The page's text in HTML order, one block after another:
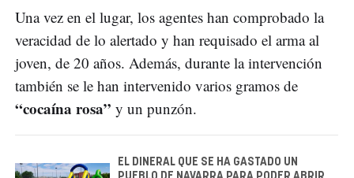
Una vez en el lugar, los agentes han comprobado la
veracidad de lo alertado y han requisado el arma al
joven, de 20 años. Además, durante la intervención
también se le han intervenido varios gramos de
“cocaína rosa” y un punzón.
EL DINERAL QUE SE HA GASTADO UN